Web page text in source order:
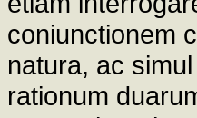
coniunctionem
natura, ac
rationum